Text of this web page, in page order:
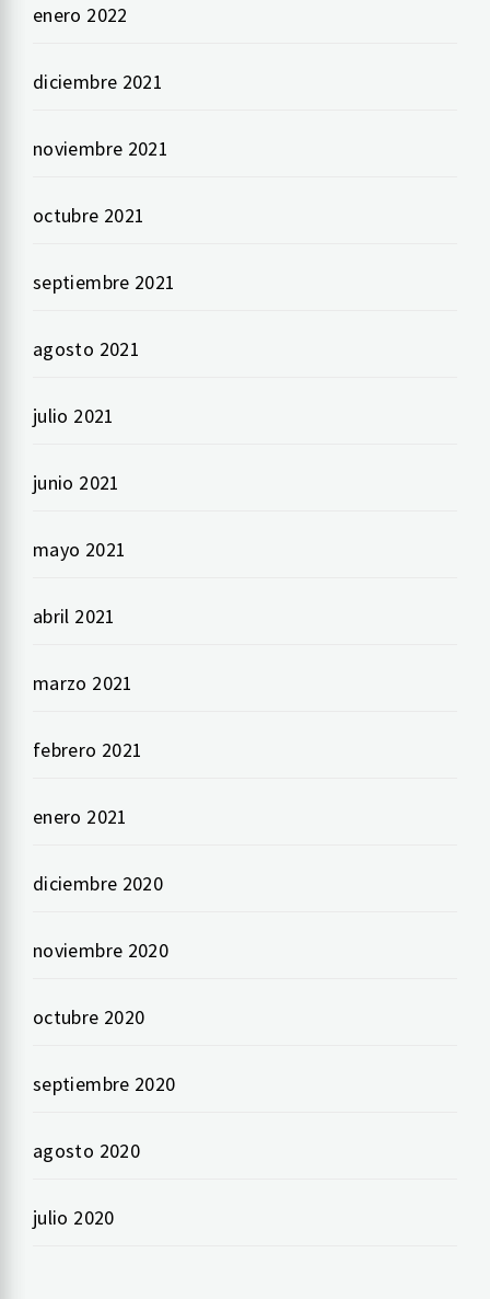
enero 2022
diciembre 2021
noviembre 2021
octubre 2021
septiembre 2021
agosto 2021
julio 2021
junio 2021
mayo 2021
abril 2021
marzo 2021
febrero 2021
enero 2021
diciembre 2020
noviembre 2020
octubre 2020
septiembre 2020
agosto 2020
julio 2020